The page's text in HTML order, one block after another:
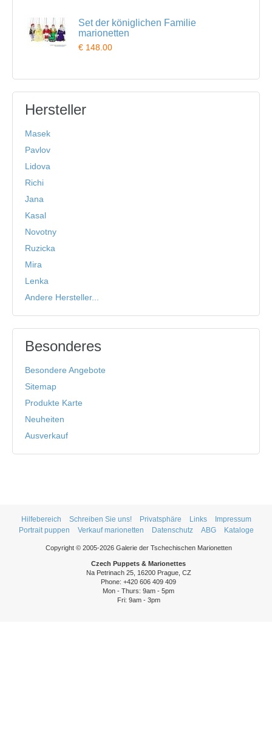
Set der königlichen Familie
marionetten
€ 148.00
Hersteller
Masek
Pavlov
Lidova
Richi
Jana
Kasal
Novotny
Ruzicka
Mira
Lenka
Andere Hersteller...
Besonderes
Besondere Angebote
Sitemap
Produkte Karte
Neuheiten
Ausverkauf
Hilfebereich Schreiben Sie uns! Privatsphäre Links
Impressum
Portrait puppen
Verkauf marionetten Datenschutz ABG Kataloge
Copyright © 2005-2026 Galerie der Tschechischen Marionetten
Czech Puppets & Marionettes
Na Petrinach 25, 16200 Prague, CZ
Phone: +420 606 409 409
Mon - Thurs: 9am - 5pm
Fri: 9am - 3pm